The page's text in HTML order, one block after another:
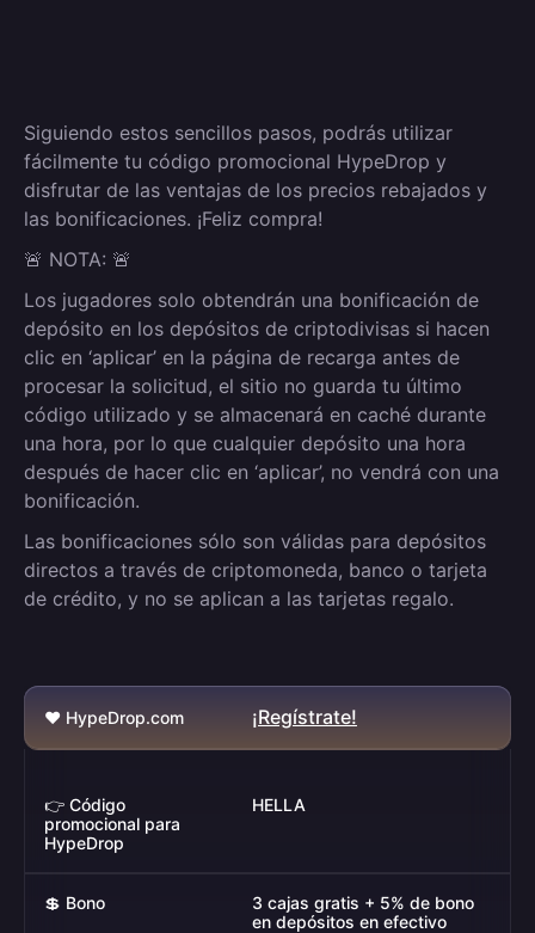
Siguiendo estos sencillos pasos, podrás utilizar
fácilmente tu código promocional HypeDrop y
disfrutar de las ventajas de los precios rebajados y
las bonificaciones. ¡Feliz compra!
🚨 NOTA: 🚨
Los jugadores solo obtendrán una bonificación de
depósito en los depósitos de criptodivisas si hacen
clic en ‘aplicar’ en la página de recarga antes de
procesar la solicitud, el sitio no guarda tu último
código utilizado y se almacenará en caché durante
una hora, por lo que cualquier depósito una hora
después de hacer clic en ‘aplicar’, no vendrá con una
bonificación.
Las bonificaciones sólo son válidas para depósitos
directos a través de criptomoneda, banco o tarjeta
de crédito, y no se aplican a las tarjetas regalo.
❤️ HypeDrop.com ¡Regístrate!
👉 Código
promocional para
HypeDrop
HELLA
💲 Bono
3 cajas gratis + 5% de bono
en depósitos en efectivo